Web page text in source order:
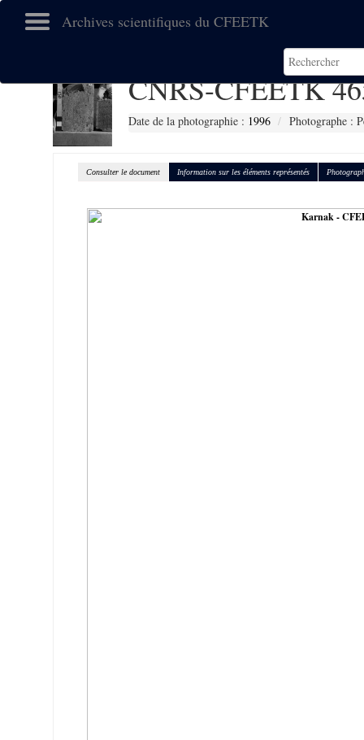
Archives scientifiques du CFEETK
CNRS-CFEETK
Date de la photographie : 1996 Photographe :
Consulter le document Information sur les éléments représentés